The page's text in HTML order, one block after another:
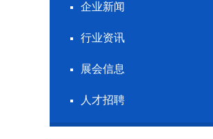
企业新闻
行业资讯
展会信息
人才招聘